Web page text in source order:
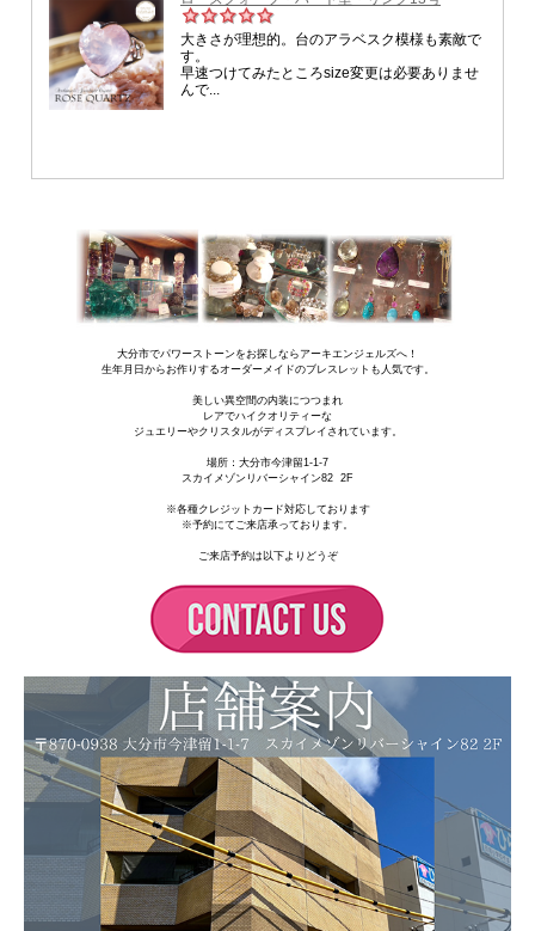
大分市でパワーストーンをお探しならアーキエンジェルズへ！
生年月日からお作りするオーダーメイドのブレスレットも人気です。
美しい異空間の内装につつまれ
レアでハイクオリティーな
ジュエリーやクリスタルがディスプレイされています。
場所： 大分市今津留1-1-7
スカイメゾンリバーシャイン82 2F
※各種クレジットカード対応しております
※予約にてご来店承っております。
ご来店予約は以下よりどうぞ